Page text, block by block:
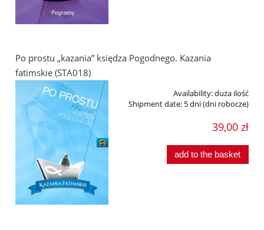
Po prostu „kazania” księdza Pogodnego. Kazania
fatimskie (STA018)
Availability:duża ilość
Shipment date: 5 dni (dni robocze)
39,00 zł
add to the basket